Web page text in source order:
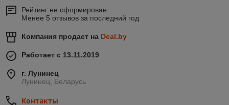
Рейтинг не сформирован
Менее 5 отзывов за последний год
Компания продает на Deal.by
Работает с 13.11.2019
г. Лунинец
Лунинец, Беларусь
Контакты